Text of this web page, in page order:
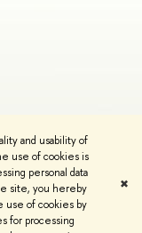
and usability of
use of cookies is
personal data
site, you hereby
use of cookies by
for processing
✖
Privacy Policy
Art and Design